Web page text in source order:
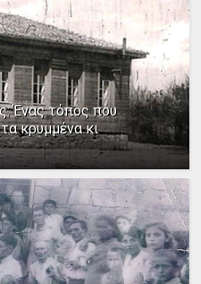
Ένας τόπος που
κρυμμένα κι